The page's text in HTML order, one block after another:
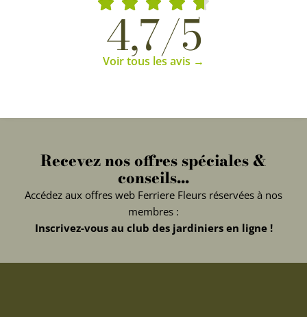
4,7/5
Voir tous les avis →
Recevez nos offres spéciales &
conseils...
Accédez aux offres web Ferriere Fleurs réservées à nos
membres :
Inscrivez-vous au club des jardiniers en ligne !